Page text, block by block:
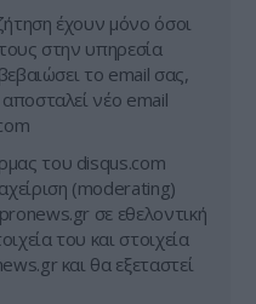
έχουν μόνο όσοι
στην υπηρεσία
το email σας,
νέο email
του disqus.com
(moderating)
σε εθελοντική
του και στοιχεία
και θα εξεταστεί